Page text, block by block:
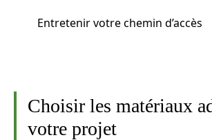
Entretenir votre chemin d’accès
Choisir les matériaux
votre projet